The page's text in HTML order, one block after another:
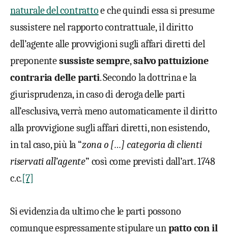
naturale del contrattoe che quindi essa si presume
sussistere nel rapporto contrattuale, il diritto
dell’agente alle provvigioni sugli affari diretti del
preponentesussiste sempre,salvo pattuizione
contraria delle parti. Secondo la dottrina e la
giurisprudenza, in caso di deroga delle parti
all’esclusiva, verrà meno automaticamente il diritto
alla provvigione sugli affari diretti, non esistendo,
in tal caso, più la “zona o […] categoria di clienti
riservati all’agente” così come previsti dall’art. 1748
c.c.[7]
Si evidenzia da ultimo che le parti possono
comunque espressamente stipulare unpatto con il